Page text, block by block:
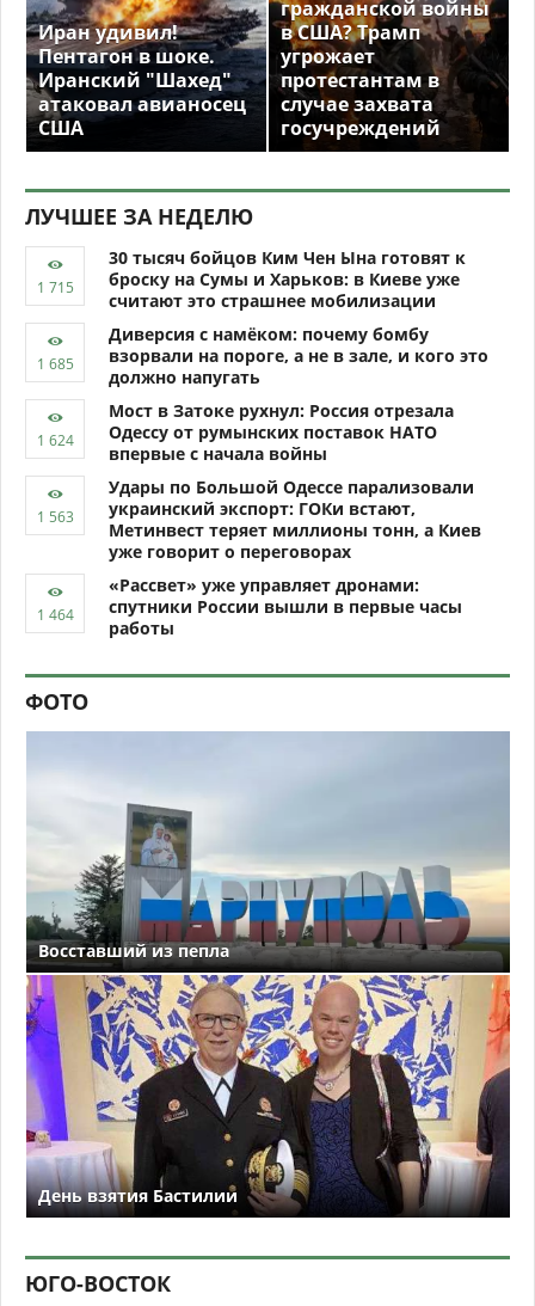
Иран удивил!
Пентагон в шоке.
Иранский "Шахед"
атаковал авианосец
США
гражданской войны
в США? Трамп
угрожает
протестантам в
случае захвата
госучреждений
ЛУЧШЕЕ ЗА НЕДЕЛЮ
30 тысяч бойцов Ким Чен Ына готовят к
броску на Сумы и Харьков: в Киеве уже
считают это страшнее мобилизации
Диверсия с намёком: почему бомбу
взорвали на пороге, а не в зале, и кого это
должно напугать
Мост в Затоке рухнул: Россия отрезала
Одессу от румынских поставок НАТО
впервые с начала войны
Удары по Большой Одессе парализовали
украинский экспорт: ГОКи встают,
Метинвест теряет миллионы тонн, а Киев
уже говорит о переговорах
«Рассвет» уже управляет дронами:
спутники России вышли в первые часы
работы
ФОТО
Восставший из пепла
День взятия Бастилии
ЮГО-ВОСТОК